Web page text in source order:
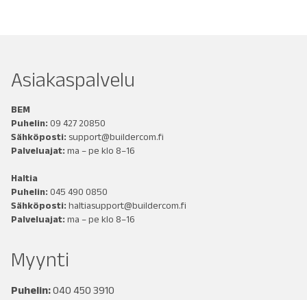
Asiakaspalvelu
BEM
Puhelin: 09 427 20850
Sähköposti: support@buildercom.fi
Palveluajat: ma – pe klo 8–16
Haltia
Puhelin: 045 490 0850
Sähköposti: haltiasupport@buildercom.fi
Palveluajat: ma – pe klo 8–16
Myynti
Puhelin:040 450 3910